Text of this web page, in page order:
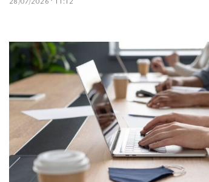
28/07/2026 · 11:12